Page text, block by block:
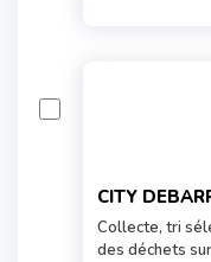
CITY
Collecte, tri
des déchets